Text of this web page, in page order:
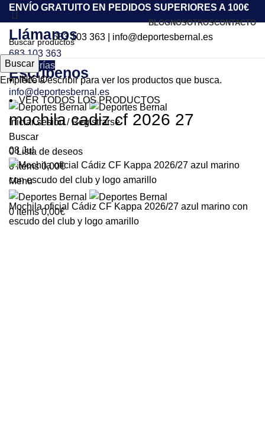
ENVÍO GRATUITO EN PEDIDOS SUPERIORES A 100€
BLOGNOSOTROSCONTACTO
683 103 363| info@deportesbernal.es
Llámanos
683 103 363
Escríbenos
info@deportesbernal.es
Iniciar sesión / Registrarse
Buscar
0Lista de deseos
0items 0,00€
Menu
0items 0,00€
Categorías
INICIO
VER TODOS LOS PRODUCTOS
mochila cadiz cf 2026 27
08 Jul
Mochila oficial Cádiz CF Kappa 2026/27 azul marino con
escudo del club y logo amarillo
Buscar
Empiece a escribir para ver los productos que busca.